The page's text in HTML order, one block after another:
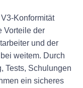
Konformität
Vorteile der
und der
weitem. Durch
Tests, Schulungen
ein sicheres